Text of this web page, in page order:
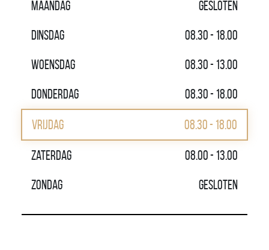
Maandag Gesloten
Dinsdag 08.30 - 18.00
Woensdag 08.30 - 13.00
Donderdag 08.30 - 18.00
Vrijdag 08.30 - 18.00
Zaterdag 08.00 - 13.00
Zondag Gesloten